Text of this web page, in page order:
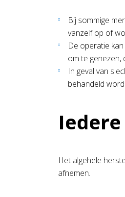
Bij sommige
vanzelf op of
De operatie
om te genezen,
In geval van
behandeld
Het algehele
afnemen.